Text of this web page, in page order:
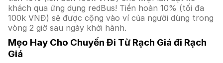
khách qua ứng dụng redBus! Tiền hoàn 10% (tối đa
100k VNĐ) sẽ được cộng vào ví của người dùng trong
vòng 2 giờ sau ngày khởi hành.
Mẹo Hay Cho Chuyến Đi Từ Rạch Giá đi Rạch
Giá